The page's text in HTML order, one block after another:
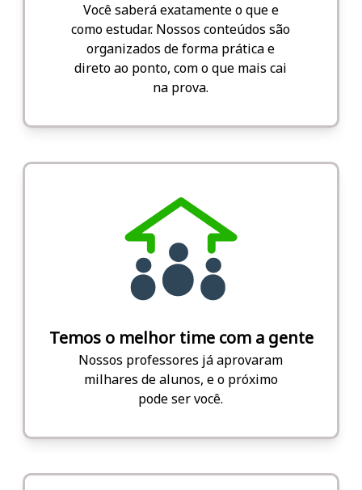
Você saberá exatamente o que e
como estudar. Nossos conteúdos são
organizados de forma prática e
direto ao ponto, com o que mais cai
na prova.
Temos o melhor time com a gente
Nossos professores já aprovaram
milhares de alunos, e o próximo
pode ser você.